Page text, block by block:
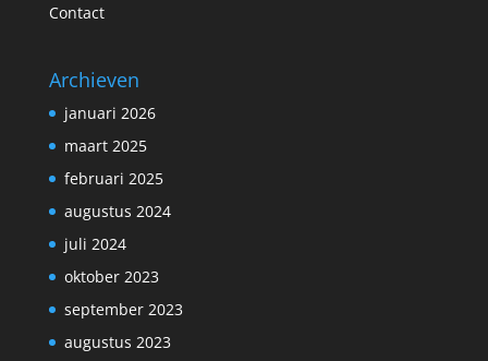
Contact
Archieven
januari 2026
maart 2025
februari 2025
augustus 2024
juli 2024
oktober 2023
september 2023
augustus 2023